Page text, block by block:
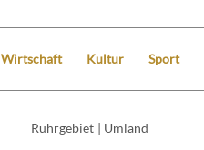
Wirtschaft Kultur Sport
Ruhrgebiet | Umland